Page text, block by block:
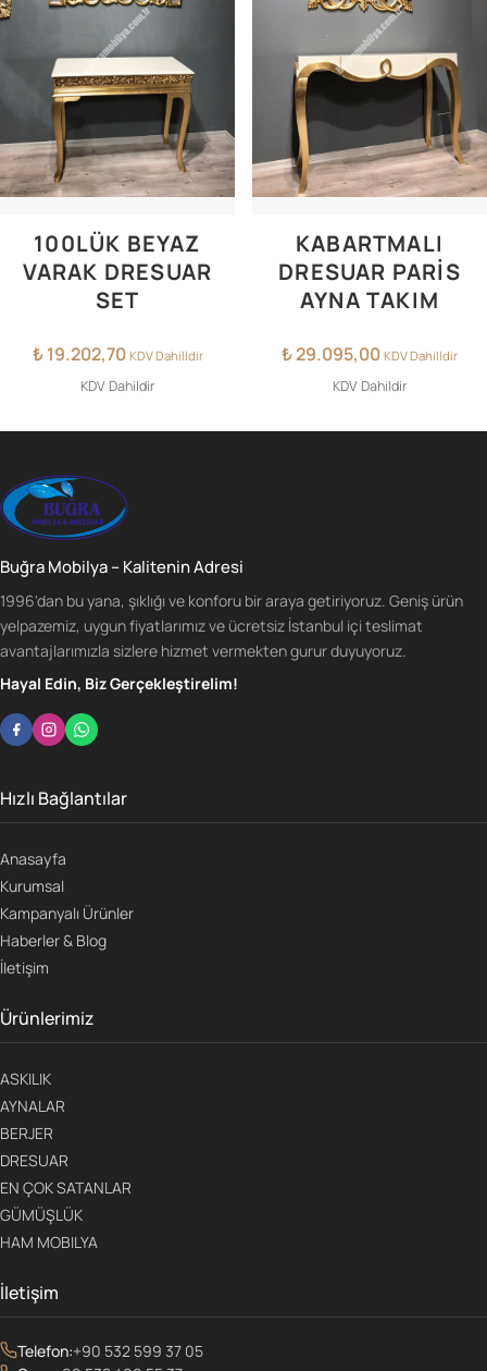
100LÜK BEYAZ
VARAK DRESUAR
SET
₺19.202,70 KDV Dahilldir
KDV Dahildir
KABARTMALI
DRESUAR PARİS
AYNA TAKIM
₺29.095,00 KDV Dahilldir
KDV Dahildir
Buğra Mobilya – Kalitenin Adresi
1996'dan bu yana, şıklığı ve konforu bir araya getiriyoruz. Geniş ürün
yelpazemiz, uygun fiyatlarımız ve ücretsiz İstanbul içi teslimat
avantajlarımızla sizlere hizmet vermekten gurur duyuyoruz.
Hayal Edin, Biz Gerçekleştirelim!
Hızlı Bağlantılar
Anasayfa
Kurumsal
Kampanyalı Ürünler
Haberler & Blog
İletişim
Ürünlerimiz
ASKILIK
AYNALAR
BERJER
DRESUAR
EN ÇOK SATANLAR
GÜMÜŞLÜK
HAM MOBILYA
İletişim
Telefon:+90 532 599 37 05